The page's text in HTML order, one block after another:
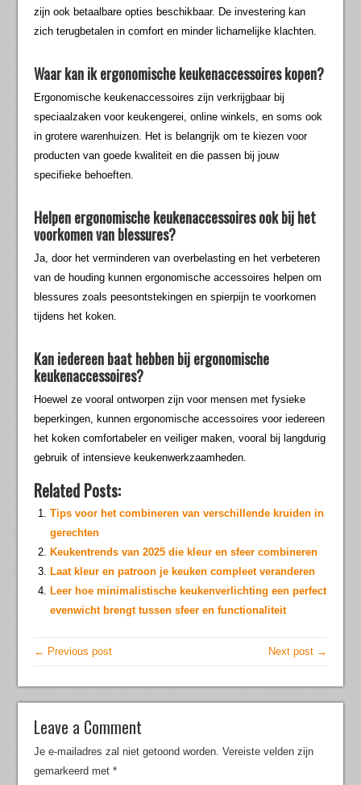
zijn ook betaalbare opties beschikbaar. De investering kan
zich terugbetalen in comfort en minder lichamelijke klachten.
Waar kan ik ergonomische keukenaccessoires kopen?
Ergonomische keukenaccessoires zijn verkrijgbaar bij
speciaalzaken voor keukengerei, online winkels, en soms ook
in grotere warenhuizen. Het is belangrijk om te kiezen voor
producten van goede kwaliteit en die passen bij jouw
specifieke behoeften.
Helpen ergonomische keukenaccessoires ook bij het
voorkomen van blessures?
Ja, door het verminderen van overbelasting en het verbeteren
van de houding kunnen ergonomische accessoires helpen om
blessures zoals peesontstekingen en spierpijn te voorkomen
tijdens het koken.
Kan iedereen baat hebben bij ergonomische
keukenaccessoires?
Hoewel ze vooral ontworpen zijn voor mensen met fysieke
beperkingen, kunnen ergonomische accessoires voor iedereen
het koken comfortabeler en veiliger maken, vooral bij langdurig
gebruik of intensieve keukenwerkzaamheden.
Related Posts:
Tips voor het combineren van verschillende kruiden in
gerechten
Keukentrends van 2025 die kleur en sfeer combineren
Laat kleur en patroon je keuken compleet veranderen
Leer hoe minimalistische keukenverlichting een perfect
evenwicht brengt tussen sfeer en functionaliteit
← Previous post Next post →
Leave a Comment
Je e-mailadres zal niet getoond worden. Vereiste velden zijn
gemarkeerd met*